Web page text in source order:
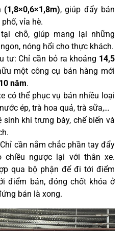
(1,8×0,6×1,8m), giúp đẩy bán
vỉa hè.
chỗ, giúp mang lại những
nóng hổi cho thực khách.
tư: Chỉ cần bỏ ra khoảng 14,5
một công cụ bán hàng mới
năm.
có thể phục vụ bán nhiều loại
ép, trà hoa quả, trà sữa,…
khi trưng bày, chế biến và
cần nắm chắc phần tay đẩy
chiều ngược lại với thân xe.
qua bộ phận để đi tới điểm
điểm bán, đóng chốt khóa ở
bán là xong.